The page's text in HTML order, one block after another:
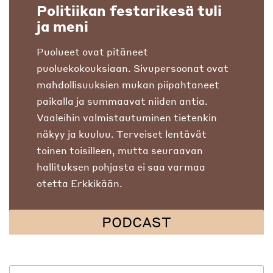
Politiikan festarikesä tuli
ja meni
Puolueet ovat pitäneet
puoluekokouksiaan. Sivupersoonat ovat
mahdollisuuksien mukan piipahtaneet
paikalla ja summaavat niiden antia.
Vaaleihin valmistautuminen tietenkin
näkyy ja kuuluu. Terveiset lentävät
toinen toisilleen, mutta seuraavan
hallituksen pohjasta ei saa varmaa
otetta Erkkikään.
PODCAST